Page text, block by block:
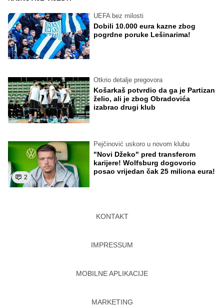
UEFA bez milosti
Dobili 10.000 eura kazne zbog
pogrdne poruke Lešinarima!
Otkrio detalje pregovora
Košarkaš potvrdio da ga je Partizan
želio, ali je zbog Obradovića
izabrao drugi klub
2
Pejčinović uskoro u novom klubu
"Novi Džeko" pred transferom
karijere! Wolfsburg dogovorio
posao vrijedan čak 25 miliona eura!
KONTAKT
IMPRESSUM
MOBILNE APLIKACIJE
MARKETING